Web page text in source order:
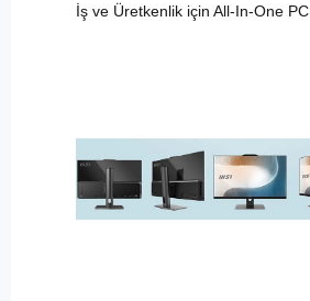
İş ve Üretkenlik için All-In-One PC